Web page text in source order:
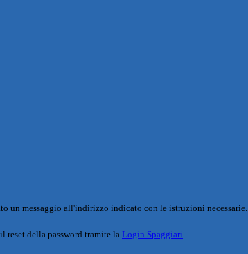
un messaggio all'indirizzo indicato con le istruzioni necessarie.
reset della password tramite la Login Spaggiari